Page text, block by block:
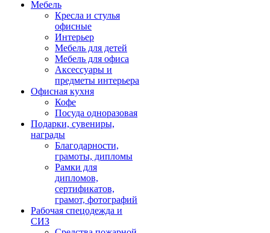
Мебель
Кресла и стулья
офисные
Интерьер
Мебель для детей
Мебель для офиса
Аксессуары и
предметы интерьера
Офисная кухня
Кофе
Посуда одноразовая
Подарки, сувениры,
награды
Благодарности,
грамоты, дипломы
Рамки для
дипломов,
сертификатов,
грамот, фотографий
Рабочая спецодежда и
СИЗ